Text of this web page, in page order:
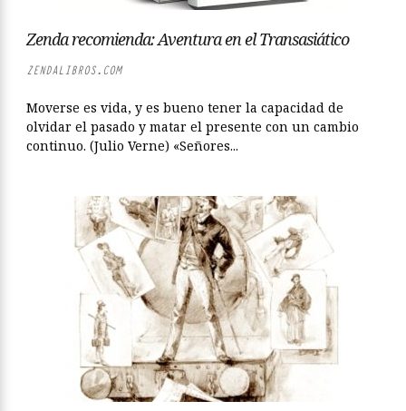
Zenda recomienda: Aventura en el Transasiático
ZENDALIBROS.COM
Moverse es vida, y es bueno tener la capacidad de
olvidar el pasado y matar el presente con un cambio
continuo. (Julio Verne) «Señores...